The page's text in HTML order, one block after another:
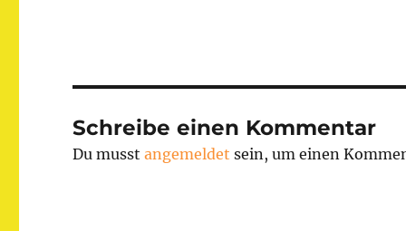
Schreibe einen Kommentar
Du musstangemeldet sein, um einen